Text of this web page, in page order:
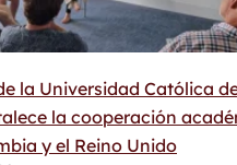
la Universidad Católica
la cooperación
y el Reino Unido